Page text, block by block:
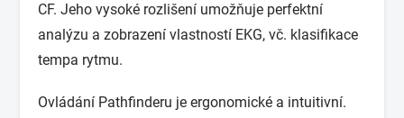
CF. Jeho vysoké rozlišení umožňuje perfektní
analýzu a zobrazení vlastností EKG, vč. klasifikace
tempa rytmu.
Ovládání Pathfinderu je ergonomické a intuitivní.